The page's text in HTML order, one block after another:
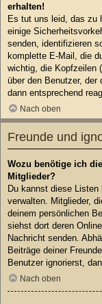
erhalten!
Es tut uns leid, das zu
einige
senden, identifizieren
komplette E-Mail, die
wichtig, die Kopfzeilen
über den Benutzer,
dann entsprechend
Nach oben
Freunde und
Wozu benötige ich
Mitglieder?
Du kannst diese
verwalten. Mitglieder,
deinem persönlichen
siehst dort deren
Nachricht senden.
Beiträge deiner
Benutzer ignorierst,
Nach oben